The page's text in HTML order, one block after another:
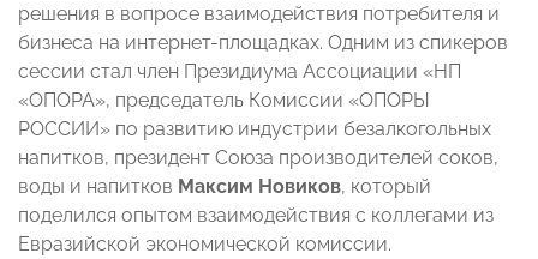
решения в вопросе взаимодействия потребителя и
бизнеса на интернет-площадках. Одним из спикеров
сессии стал член Президиума Ассоциации «НП
«ОПОРА», председатель Комиссии «ОПОРЫ
РОССИИ» по развитию индустрии безалкогольных
напитков, президент Союза производителей соков,
воды и напитков Максим Новиков, который
поделился опытом взаимодействия с коллегами из
Евразийской экономической комиссии.